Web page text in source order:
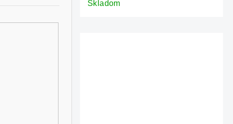
d
Impasto/Metallic White Silver
Skladom